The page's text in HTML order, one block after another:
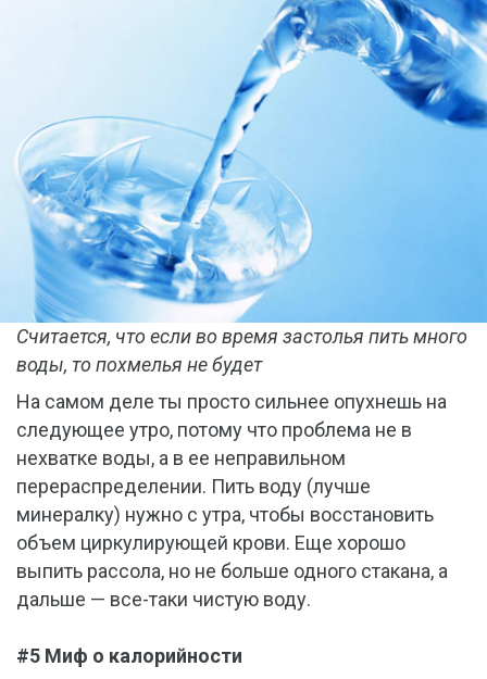
Считается, что если во время застолья пить много
воды, то похмелья не будет
На самом деле ты просто сильнее опухнешь на
следующее утро, потому что проблема не в
нехватке воды, а в ее неправильном
перераспределении. Пить воду (лучше
минералку) нужно с утра, чтобы восстановить
объем циркулирующей крови. Еще хорошо
выпить рассола, но не больше одного стакана, а
дальше — все-таки чистую воду.
#5 Миф о калорийности